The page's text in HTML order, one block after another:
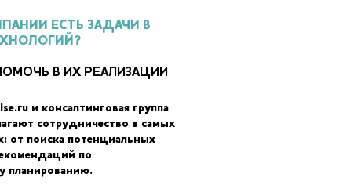
ЕСТЬ ЗАДАЧИ В
В ИХ РЕАЛИЗАЦИИ
и консалтинговая группа
сотрудничество в самых
от поиска потенциальных
по
планированию.
свойства образцов и обнаружили, что при слишком высоком или
образца, тогда как слишком медленная 3D-печать приводила
дополнительная обработка. Таким образом, результаты
3D-принтера система достаточно привлекательна, чтобы
усовершенствовать ее. Доработка способна сделать
системам.